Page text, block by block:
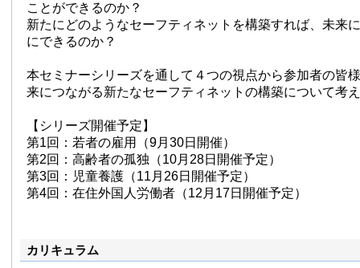
ことができるのか？
新たにどのようなセーフティネットを構築すれば、未来
にできるのか？
本セミナーシリーズを通して４つの視点から参加者の皆
来につながる新たなセーフティネットの構築について考
【シリーズ開催予定】
第1回：若者の雇用（9月30日開催）
第2回：高齢者の孤独（10月28日開催予定）
第3回：児童養護（11月26日開催予定）
第4回：在住外国人労働者（12月17日開催予定）
カリキュラム